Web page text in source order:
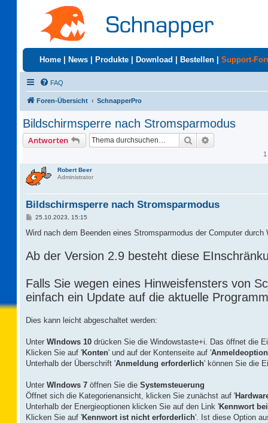
Home News Produkte Download Bestellen Support-
FAQ
Foren-Übersicht SchnapperPro
Bildschirmsperre nach Stromsparmodus
Antworten Suche
Robert Beer
Administrator
Bildschirmsperre nach Stromsparmodus
B
i
a
g
25.10.2023, 15:15
Wird nach dem Beenden eines Stromsparmodus der Computer
Ab der Version 2.9 besteht diese
Falls Sie wegen eines Hinweisfensters von
einfach ein Update auf die aktuelle
Dies kann leicht abgeschaltet werden:
Unter WIndows 10 drücken Sie die Windowstaste+i. Das öffnet die
Klicken Sie auf 'Konten' und auf der Kontenseite auf '
Unterhalb der Überschrift 'Anmeldung erforderlich' können Sie die
Unter WIndows 7 öffnen Sie die Systemsteuerung
Öffnet sich die Kategorienansicht, klicken Sie zunächst auf '
Unterhalb der Energieoptionen klicken Sie auf den Link 'Kennwort
Klicken Sie auf 'Kennwort ist nicht erforderlich'. Ist diese Option